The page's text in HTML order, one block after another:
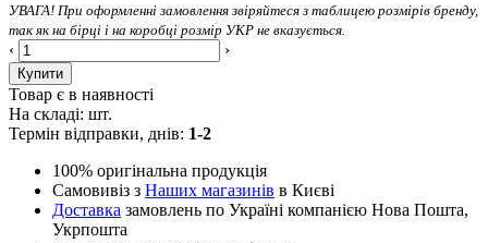
УВАГА! При оформленні замовлення звіряйтеся з таблицею розмірів бренду,
так як на бірці і на коробці розмір УКР не вказується.
‹ ›
Купити
Товар є в наявності
На складі: шт.
Термін відправки, днів: 1-2
100% оригінальна продукція
Самовивіз з Наших магазинів в Києві
Доставка замовлень по Україні компанією Нова Пошта,
Укрпошта